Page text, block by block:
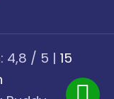
4,8 / 5 | 15